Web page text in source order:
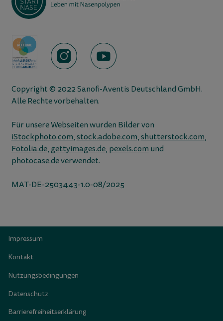
Copyright © 2022 Sanofi-Aventis Deutschland GmbH.
Alle Rechte vorbehalten.
Für unsere Webseiten wurden Bilder von
iStockphoto.com,stock.adobe.com,shutterstock.com,
Fotolia.de, gettyimages.de, pexels.com und
photocase.deverwendet.
MAT-DE-2503443-1.0-08/2025
Impressum
Kontakt
Nutzungsbedingungen
Datenschutz
Barrierefreiheitserklärung